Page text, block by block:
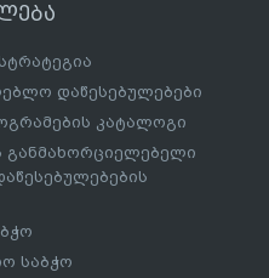
დაწესებულებები
კატალოგი
საბჭო